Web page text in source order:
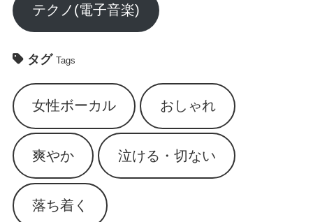
テクノ(電子音楽)
タグ Tags
女性ボーカル おしゃれ
爽やか 泣ける・切ない
落ち着く